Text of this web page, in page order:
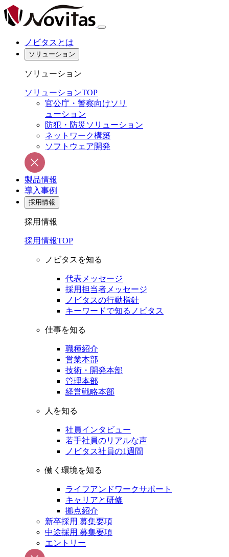
ノビタスとは
ソリューション
ソリューション
ソリューションTOP
官公庁・警察向けソリ
ューション
防犯・防災ソリューション
ネットワーク構築
ソフトウェア開発
製品情報
導入事例
採用情報
採用情報
採用情報TOP
ノビタスを知る
代表メッセージ
採用担当者メッセージ
ノビタスの行動指針
キーワードで知るノビタス
仕事を知る
職種紹介
営業本部
技術・開発本部
管理本部
経営戦略本部
人を知る
社員インタビュー
若手社員のリアルな声
ノビタス社員の1週間
働く環境を知る
ライフアンドワークサポート
キャリアと研修
拠点紹介
新卒採用 募集要項
中途採用 募集要項
エントリー